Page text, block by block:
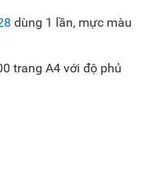
dùng 1 lần, mực màu
trang A4 với độ phủ